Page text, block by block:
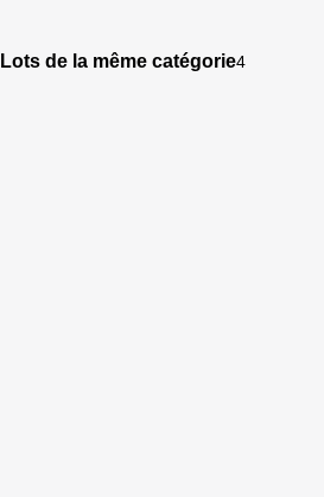
Lots de la même catégorie4